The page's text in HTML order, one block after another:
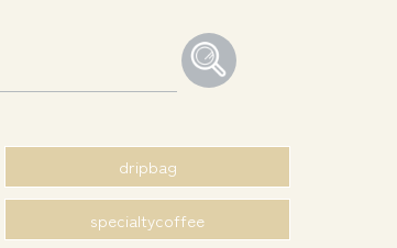
dripbag
specialtycoffee